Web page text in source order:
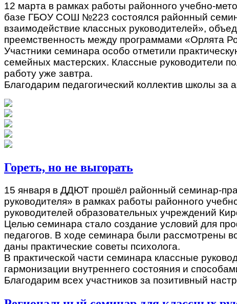
12 марта в рамках работы районного учебно-
базе ГБОУ СОШ №223 состоялся районный
взаимодействие классных руководителей»,
преемственность между программами «Орлята
Участники семинара особо отметили
семейных мастерских. Классные руководители
работу уже завтра.
Благодарим педагогический коллектив школы за
Гореть, но не выгорать
15 января в ДДЮТ прошёл районный семинар-
руководителя» в рамках работы районного
руководителей образовательных учреждений
Целью семинара стало создание условий для
педагогов. В ходе семинара были рассмотрены
даны практические советы психолога.
В практической части семинара классные
гармонизации внутреннего состояния и
Благодарим всех участников за позитивный